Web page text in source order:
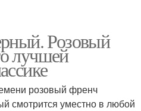
Розовый
лучшей
розовый френч
смотрится уместно в любой